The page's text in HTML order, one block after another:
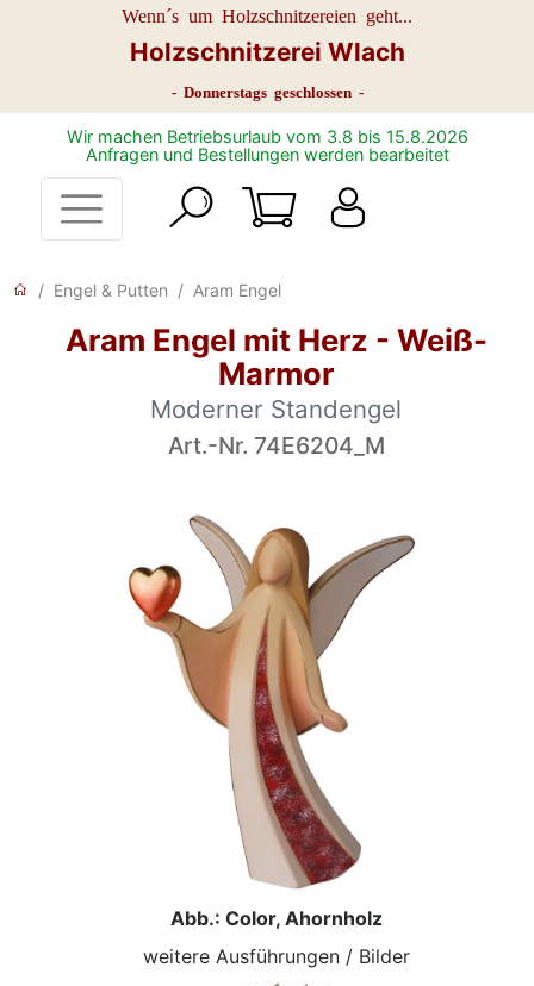
Wenn´s um Holzschnitzereien geht...
Holzschnitzerei Wlach
- Donnerstags geschlossen -
Wir machen Betriebsurlaub vom 3.8 bis 15.8.2026
Anfragen und Bestellungen werden bearbeitet
Engel & Putten Aram Engel
Aram Engel mit Herz - Weiß-
Marmor
Moderner Standengel
Art.-Nr. 74E6204_M
Abb.: Color, Ahornholz
weitere Ausführungen / Bilder